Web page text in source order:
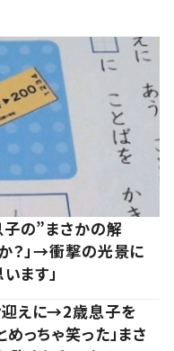
子の”まさかの解
？」→衝撃の光景に
ます」
えに→2歳息子を
っちゃ笑った」まさ